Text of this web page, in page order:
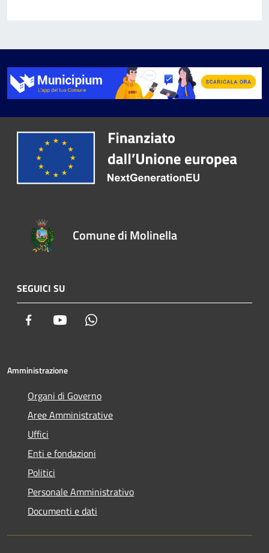
Comune di Molinella
SEGUICI SU
Facebook Youtube
Amministrazione
Organi di Governo
Aree Amministrative
Uffici
Enti e fondazioni
Politici
Personale Amministrativo
Documenti e dati